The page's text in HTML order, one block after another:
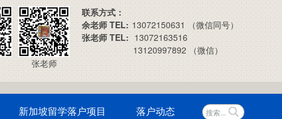
联系方式：
余老师 TEL: 13072150631 （微信同号）
张老师 TEL: 13072163516
13120997892 （微信）
张老师
新加坡留学落户项目 落户动态